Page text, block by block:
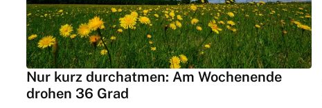
Nur kurz durchatmen: Am Wochenende
drohen 36 Grad